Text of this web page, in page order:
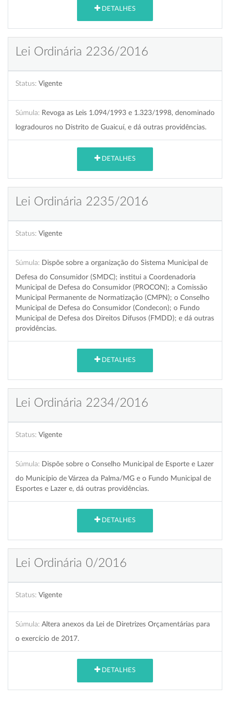
DETALHES
Lei Ordinária 2236/2016
Status: Vigente
Súmula: Revoga as Leis 1.094/1993 e 1.323/1998, denominado
logradouros no Distrito de Guaicuí, e dá outras providências.
DETALHES
Lei Ordinária 2235/2016
Status: Vigente
Súmula: Dispõe sobre a organização do Sistema Municipal de
Defesa do Consumidor (SMDC); institui a Coordenadoria
Municipal de Defesa do Consumidor (PROCON); a Comissão
Municipal Permanente de Normatização (CMPN); o Conselho
Municipal de Defesa do Consumidor (Condecon); o Fundo
Municipal de Defesa dos Direitos Difusos (FMDD); e dá outras
providências.
DETALHES
Lei Ordinária 2234/2016
Status: Vigente
Súmula: Dispõe sobre o Conselho Municipal de Esporte e Lazer
do Município de Várzea da Palma/MG e o Fundo Municipal de
Esportes e Lazer e, dá outras providências.
DETALHES
Lei Ordinária 0/2016
Status: Vigente
Súmula: Altera anexos da Lei de Diretrizes Orçamentárias para
o exercício de 2017.
DETALHES